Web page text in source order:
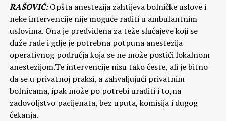
RAŠOVIĆ:Opšta anestezija zahtijeva bolničke uslove i
neke intervencije nije moguće raditi u ambulantnim
uslovima. Ona je predviđena za teže slučajeve koji se
duže rade i gdje je potrebna potpuna anestezija
operativnog područja koja se ne može postići lokalnom
anestezijom.Te intervencije nisu tako česte, ali je bitno
da se u privatnoj praksi, a zahvaljujući privatnim
bolnicama, ipak može po potrebi uraditi i to,na
zadovoljstvo pacijenata, bez uputa, komisija i dugog
čekanja.